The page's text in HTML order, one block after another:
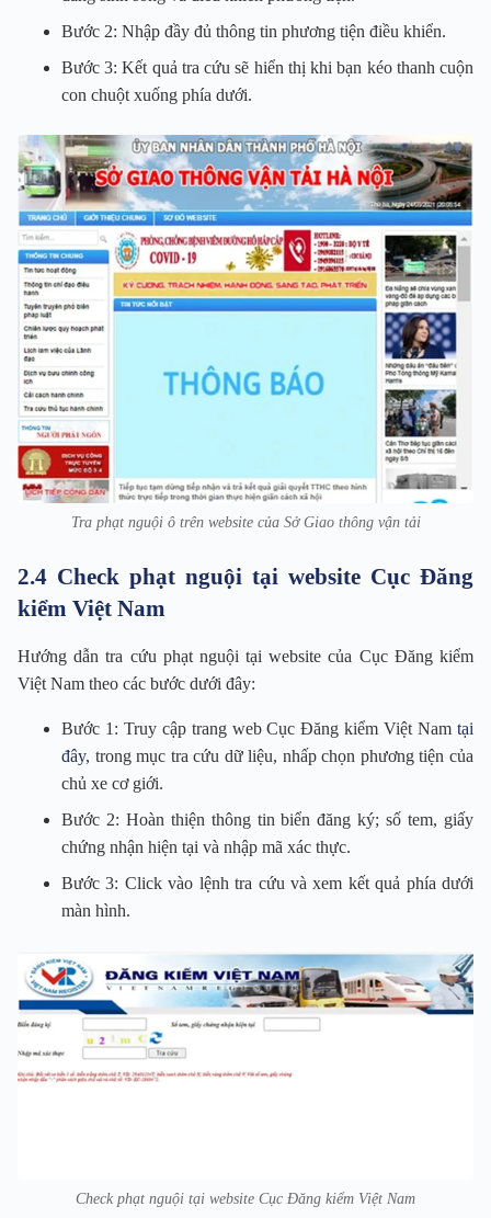
Bước 2: Nhập đầy đủ thông tin phương tiện điều khiển.
Bước 3: Kết quả tra cứu sẽ hiển thị khi bạn kéo thanh cuộn
con chuột xuống phía dưới.
Tra phạt nguội ô trên website của Sở Giao thông vận tải
2.4 Check phạt nguội tại website Cục Đăng
kiểm Việt Nam
Hướng dẫn tra cứu phạt nguội tại website của Cục Đăng kiểm
Việt Nam theo các bước dưới đây:
Bước 1: Truy cập trang web Cục Đăng kiểm Việt Nam tại
đây, trong mục tra cứu dữ liệu, nhấp chọn phương tiện của
chủ xe cơ giới.
Bước 2: Hoàn thiện thông tin biển đăng ký; số tem, giấy
chứng nhận hiện tại và nhập mã xác thực.
Bước 3: Click vào lệnh tra cứu và xem kết quả phía dưới
màn hình.
Check phạt nguội tại website Cục Đăng kiểm Việt Nam